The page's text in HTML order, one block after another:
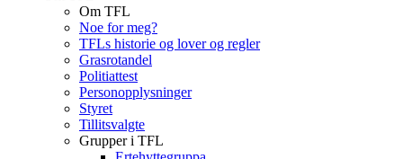
Om TFL
Noe for meg?
TFLs historie og lover og regler
Grasrotandel
Politiattest
Personopplysninger
Styret
Tillitsvalgte
Grupper i TFL